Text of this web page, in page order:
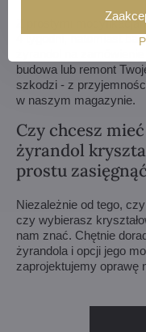
Z prostymi
4 tygodni, natomiast
budowa lub remont
szkodzi - z
w naszym magazynie.
Czy chcesz
żyrandol
prostu
Niezależnie od tego,
czy wybierasz
nam znać. Chętnie
żyrandola i opcji jego
zaprojektujemy oprawę